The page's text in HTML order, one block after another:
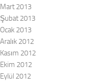
Mart 2013
Şubat 2013
Ocak 2013
Aralık 2012
Kasım 2012
Ekim 2012
Eylül 2012